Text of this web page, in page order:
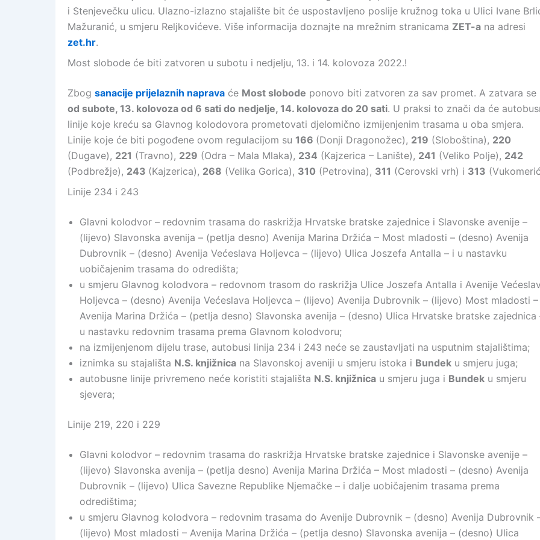
i Stenjevečku ulicu. Ulazno-izlazno stajalište bit će uspostavljeno poslije kružnog toka u Ulici Ivane
Mažuranić, u smjeru Reljkovićeve. Više informacija doznajte na mrežnim stranicama ZET-a na adresi
zet.hr.
Most slobode će biti zatvoren u subotu i nedjelju, 13. i 14. kolovoza 2022.!
Zbog sanacije prijelaznih naprava će Most slobode ponovo biti zatvoren za sav promet. A zatvara se
od subote, 13. kolovoza od 6 sati do nedjelje, 14. kolovoza do 20 sati. U praksi to znači da će
linije koje kreću sa Glavnog kolodovora prometovati djelomično izmijenjenim trasama u oba smjera.
Linije koje će biti pogođene ovom regulacijom su 166 (Donji Dragonožec), 219 (Sloboština), 220
(Dugave), 221 (Travno), 229 (Odra – Mala Mlaka), 234 (Kajzerica – Lanište), 241 (Veliko Polje), 242
(Podbrežje), 243 (Kajzerica), 268 (Velika Gorica), 310 (Petrovina), 311 (Cerovski vrh) i 313
Linije 234 i 243
Glavni kolodvor – redovnim trasama do raskrižja Hrvatske bratske zajednice i Slavonske avenije –
(lijevo) Slavonska avenija – (petlja desno) Avenija Marina Držića – Most mladosti – (desno) Avenija
Dubrovnik – (desno) Avenija Većeslava Holjevca – (lijevo) Ulica Joszefa Antalla – i u nastavku
uobičajenim trasama do odredišta;
u smjeru Glavnog kolodvora – redovnom trasom do raskrižja Ulice Joszefa Antalla i Avenije
Holjevca – (desno) Avenija Većeslava Holjevca – (lijevo) Avenija Dubrovnik – (lijevo) Most mladosti –
Avenija Marina Držića – (petlja desno) Slavonska avenija – (desno) Ulica Hrvatske bratske zajednica
u nastavku redovnim trasama prema Glavnom kolodvoru;
na izmijenjenom dijelu trase, autobusi linija 234 i 243 neće se zaustavljati na usputnim stajalištima;
iznimka su stajališta N.S. knjižnica na Slavonskoj aveniji u smjeru istoka i Bundek u smjeru juga;
autobusne linije privremeno neće koristiti stajališta N.S. knjižnica u smjeru juga i Bundek u smjeru
sjevera;
Linije 219, 220 i 229
Glavni kolodvor – redovnim trasama do raskrižja Hrvatske bratske zajednice i Slavonske avenije –
(lijevo) Slavonska avenija – (petlja desno) Avenija Marina Držića – Most mladosti – (desno) Avenija
Dubrovnik – (lijevo) Ulica Savezne Republike Njemačke – i dalje uobičajenim trasama prema
odredištima;
u smjeru Glavnog kolodvora – redovnim trasama do Avenije Dubrovnik – (desno) Avenija Dubrovnik
(lijevo) Most mladosti – Avenija Marina Držića – (petlja desno) Slavonska avenija – (desno) Ulica